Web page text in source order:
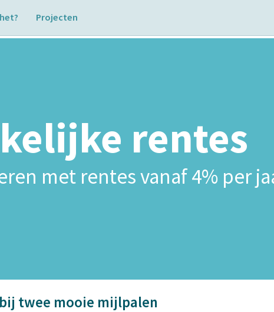
Projecten
rentes
met rentes vanaf 4% per
twee mooie mijlpalen